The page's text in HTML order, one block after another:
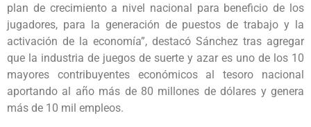
plan de crecimiento a nivel nacional para beneficio de los
jugadores, para la generación de puestos de trabajo y la
activación de la economía”, destacó Sánchez tras agregar
que la industria de juegos de suerte y azar es uno de los 10
mayores contribuyentes económicos al tesoro nacional
aportando al año más de 80 millones de dólares y genera
más de 10 mil empleos.